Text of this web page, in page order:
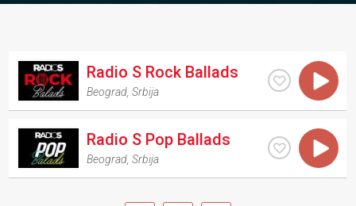
Radio S Rock Ballads
Beograd ,Srbija
Radio S Pop Ballads
Beograd ,Srbija